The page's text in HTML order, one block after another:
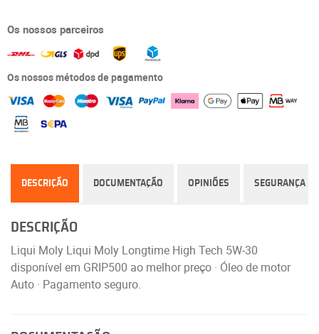
Os nossos parceiros
Os nossos métodos de pagamento
DESCRIÇÃO DOCUMENTAÇÃO OPINIÕES SEGURANÇA
DESCRIÇÃO
Liqui Moly Liqui Moly Longtime High Tech 5W-30
disponível em GRIP500 ao melhor preço · Óleo de motor
Auto · Pagamento seguro.